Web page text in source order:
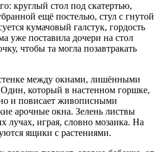
круглый стол под скатертью,
ещё постелью, стул с гнутой
кумачовый галстук, гордость
уже поставила дочери на стол
чтобы та могла позавтракать
между окнами, лишёнными
который в настенном горшке,
и повисает живописными
арочные окна. Зелень листвы
лучах, играя, словно мозаика. На
ящики с растениями.